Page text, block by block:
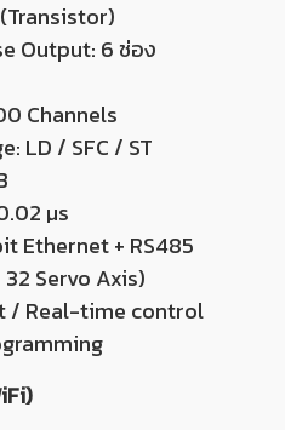
Output: 6 ช่อง
Channels
LD / SFC / ST
µs
Ethernet + RS485
Servo Axis)
/ Real-time control